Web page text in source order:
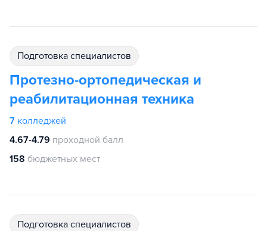
подготовка специалистов
Протезно-ортопедическая и
реабилитационная техника
7 колледжей
4.67-4.79 проходной балл
158 бюджетных мест
подготовка специалистов